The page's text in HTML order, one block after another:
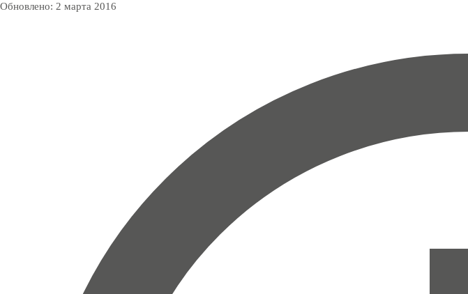
Обновлено: 2 марта 2016